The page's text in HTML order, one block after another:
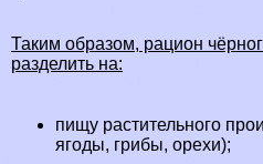
Таким образом, рацион
разделить на:
пищу растительного
ягоды, грибы, орехи);